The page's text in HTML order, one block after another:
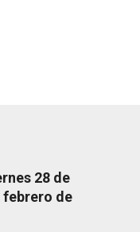
28 de
febrero de